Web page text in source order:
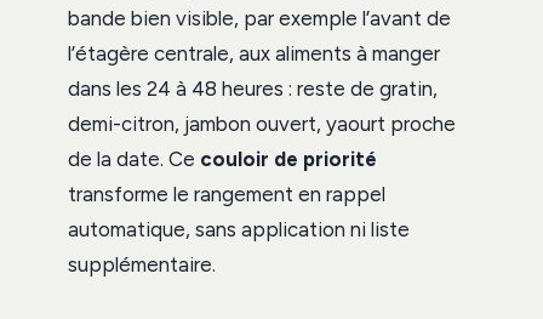
bande bien visible, par exemple l’avant de
l’étagère centrale, aux aliments à manger
dans les 24 à 48 heures : reste de gratin,
demi-citron, jambon ouvert, yaourt proche
de la date. Ce couloir de priorité
transforme le rangement en rappel
automatique, sans application ni liste
supplémentaire.